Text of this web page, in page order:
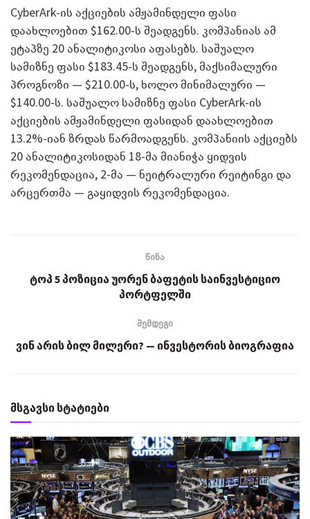
CyberArk-ის აქციების ამჟამინდელი ფასი
დაახლოებით $162.00-ს შეადგენს. კომპანიას ამ
ეტაპზე 20 ანალიტიკოსი აფასებს. საშუალო
სამიზნე ფასი $183.45-ს შეადგენს, მაქსიმალური
პროგნოზი — $210.00-ს, ხოლო მინიმალური —
$140.00-ს. საშუალო სამიზნე ფასი CyberArk-ის
აქციების ამჟამინდელი ფასიდან დაახლოებით
13.2%-იან ზრდას წარმოადგენს. კომპანიის აქციებს
20 ანალიტიკოსიდან 18-მა მიანიჭა ყიდვის
რეკომენდაცია, 2-მა — ნეიტრალური რეიტინგი და
არცერთმა — გაყიდვის რეკომენდაცია.
წინა
ტოპ 5 პოზიცია უორენ ბაფეტის საინვესტიციო
პორტფელში
შემდეგი
ვინ არის ბილ მილერი? — ინვესტორის ბიოგრაფია
მსგავსი სტატიები